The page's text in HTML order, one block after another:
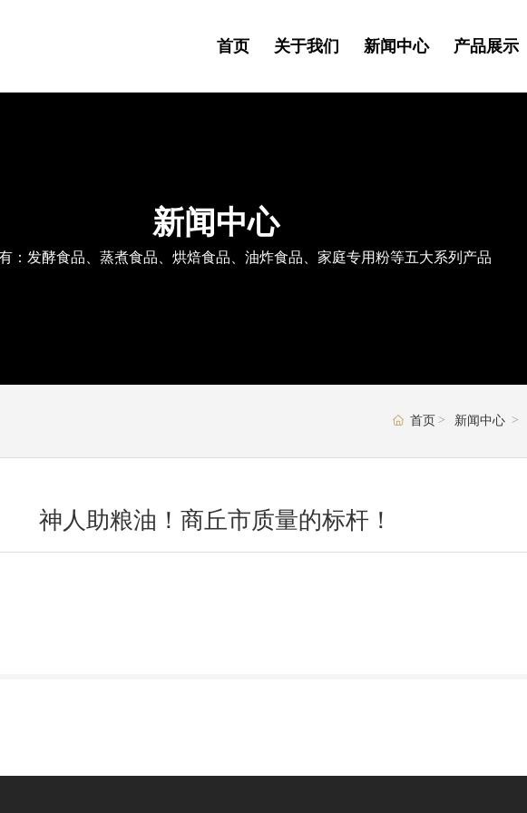
首页 关于我们 新闻中心 产品展示
新闻中心
：发酵食品、蒸煮食品、烘焙食品、油炸食品、家庭专用粉等五大系列产品
首页 新闻中心
神人助粮油！商丘市质量的标杆！